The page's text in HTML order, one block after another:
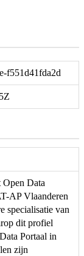
f551d41fda2d
Data
AP Vlaanderen
specialisatie van
dit profiel
Portaal in
zijn